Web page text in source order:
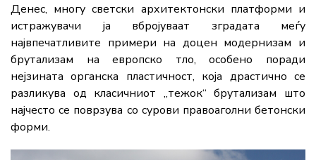
Денес, многу светски архитектонски платформи и
истражувачи ја вбројуваат зградата меѓу
највпечатливите примери на доцен модернизам и
брутализам на европско тло, особено поради
нејзината органска пластичност, која драстично се
разликува од класичниот „тежок“ брутализам што
најчесто се поврзува со сурови правоаголни бетонски
форми.